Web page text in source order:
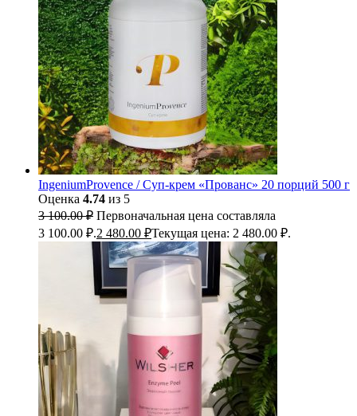
IngeniumProvence / Суп-крем «Прованс» 20 порций 500 г
Оценка 4.74 из 5
3 100.00₽ Первоначальная цена составляла
3 100.00 ₽.2 480.00 ₽Текущая цена: 2 480.00 ₽.